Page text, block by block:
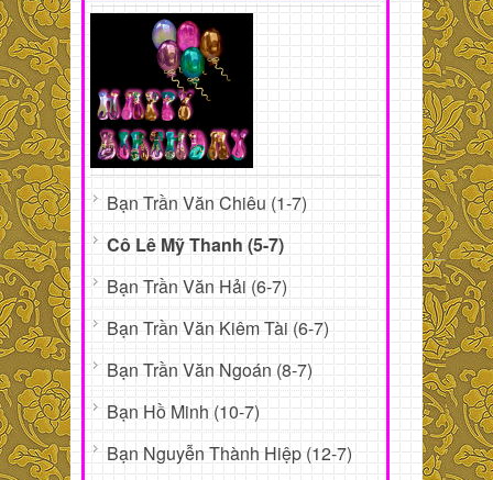
Bạn Trần Văn Chiêu (1-7)
Cô Lê Mỹ Thanh (5-7)
Bạn Trần Văn Hải (6-7)
Bạn Trần Văn Kiêm Tài (6-7)
Bạn Trần Văn Ngoán (8-7)
Bạn Hồ Minh (10-7)
Bạn Nguyễn Thành Hiệp (12-7)